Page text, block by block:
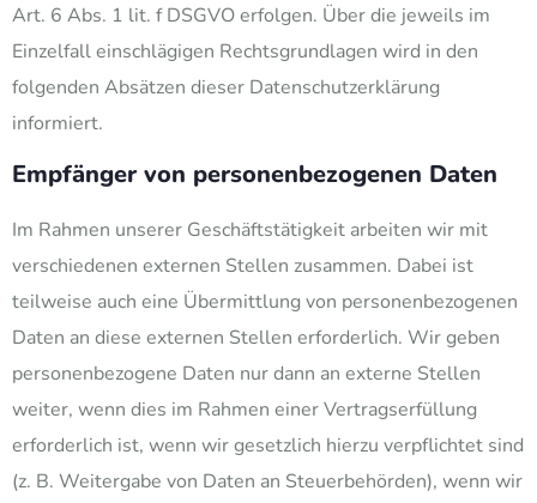
Art. 6 Abs. 1 lit. f DSGVO erfolgen. Über die jeweils im
Einzelfall einschlägigen Rechtsgrundlagen wird in den
folgenden Absätzen dieser Datenschutzerklärung
informiert.
Empfänger von personenbezogenen Daten
Im Rahmen unserer Geschäftstätigkeit arbeiten wir mit
verschiedenen externen Stellen zusammen. Dabei ist
teilweise auch eine Übermittlung von personenbezogenen
Daten an diese externen Stellen erforderlich. Wir geben
personenbezogene Daten nur dann an externe Stellen
weiter, wenn dies im Rahmen einer Vertragserfüllung
erforderlich ist, wenn wir gesetzlich hierzu verpflichtet sind
(z. B. Weitergabe von Daten an Steuerbehörden), wenn wir